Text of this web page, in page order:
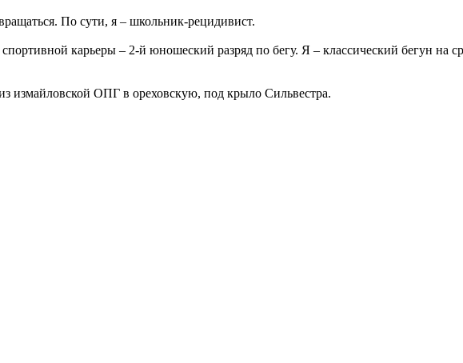
По сути, я – школьник-рецидивист.
карьеры – 2-й юношеский разряд по бегу. Я – классический бегун на
измайловской ОПГ в ореховскую, под крыло Сильвестра.